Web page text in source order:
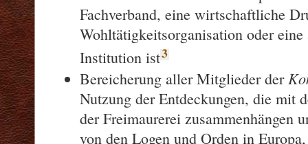
Fachverband, eine wirtschaftliche
Wohltätigkeitsorganisation oder eine
Institution ist3
Bereicherung aller Mitglieder der
Nutzung der Entdeckungen, die mit
der Freimaurerei zusammenhängen
von den Logen und Orden in